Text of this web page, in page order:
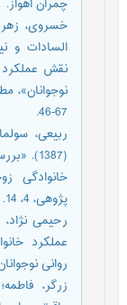
چمران اهواز.
خسروی،
نقش عملكرد
67-46.
ربیعی،
(1387).
خانوادگی
پژوهی، 4، 14.
عملکرد
روانی
زرگر،